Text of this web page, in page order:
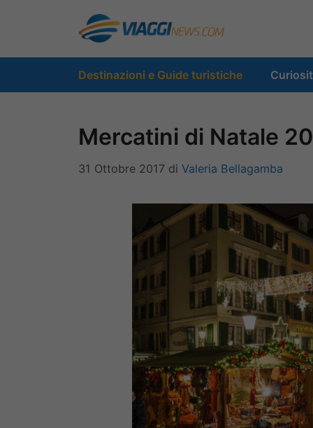
contenuto
Destinazioni e Guide turistiche
Mercatini di Natale
31 Ottobre 2017 di Valeria Bellagamba